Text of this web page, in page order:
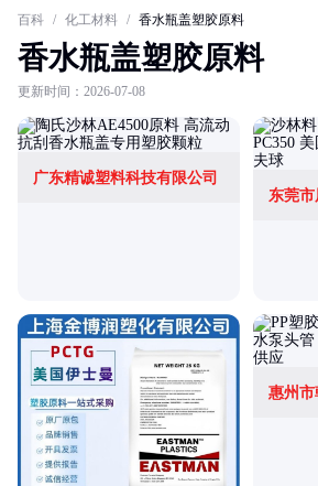
百科 / 化工材料 / 香水瓶盖塑胶原料
香水瓶盖塑胶原料
更新时间：2026-07-08
广东精诚塑料科技有限公司